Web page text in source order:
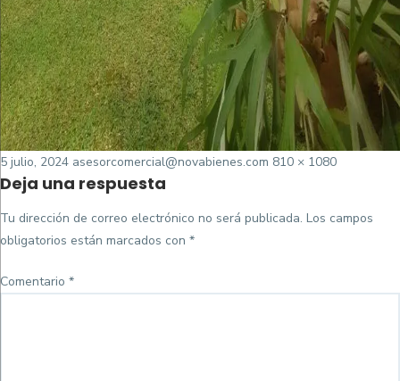
Posted
on
5 julio, 2024 asesorcomercial@novabienes.com Tamaño
810 × 1080
Deja una respuesta
Tu dirección de correo electrónico no será publicada. Los campos
obligatorios están marcados con *
Comentario *